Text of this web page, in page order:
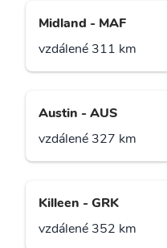
Midland - MAF
vzdálené 311 km
Austin - AUS
vzdálené 327 km
Killeen - GRK
vzdálené 352 km